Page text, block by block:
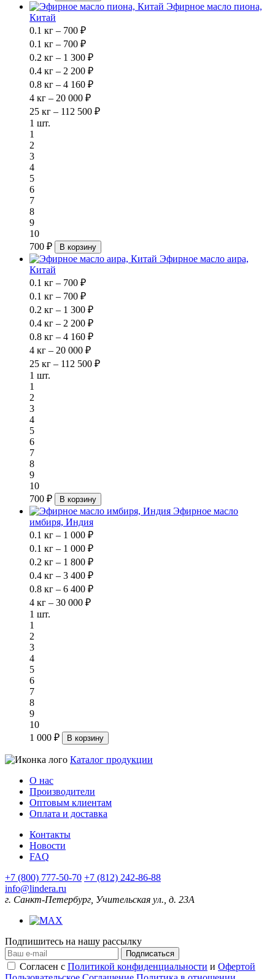
Эфирное масло пиона,
Китай
0.1 кг – 700 ₽
0.1 кг – 700 ₽
0.2 кг – 1 300 ₽
0.4 кг – 2 200 ₽
0.8 кг – 4 160 ₽
4 кг – 20 000 ₽
25 кг – 112 500 ₽
1 шт.
1
2
3
4
5
6
7
8
9
10
700 ₽
В корзину
Эфирное масло аира,
Китай
0.1 кг – 700 ₽
0.1 кг – 700 ₽
0.2 кг – 1 300 ₽
0.4 кг – 2 200 ₽
0.8 кг – 4 160 ₽
4 кг – 20 000 ₽
25 кг – 112 500 ₽
1 шт.
1
2
3
4
5
6
7
8
9
10
700 ₽
В корзину
Эфирное масло
имбиря, Индия
0.1 кг – 1 000 ₽
0.1 кг – 1 000 ₽
0.2 кг – 1 800 ₽
0.4 кг – 3 400 ₽
0.8 кг – 6 400 ₽
4 кг – 30 000 ₽
1 шт.
1
2
3
4
5
6
7
8
9
10
1 000 ₽
В корзину
Каталог продукции
О нас
Производители
Оптовым клиентам
Оплата и доставка
Контакты
Новости
FAQ
+7 (800) 777-50-70 +7 (812) 242-86-88
info@lindera.ru
г. Санкт-Петербург, Учительская ул., д. 23А
Подпишитесь на нашу рассылку
Подписаться
Согласен с Политикой конфиденциальности и Офертой